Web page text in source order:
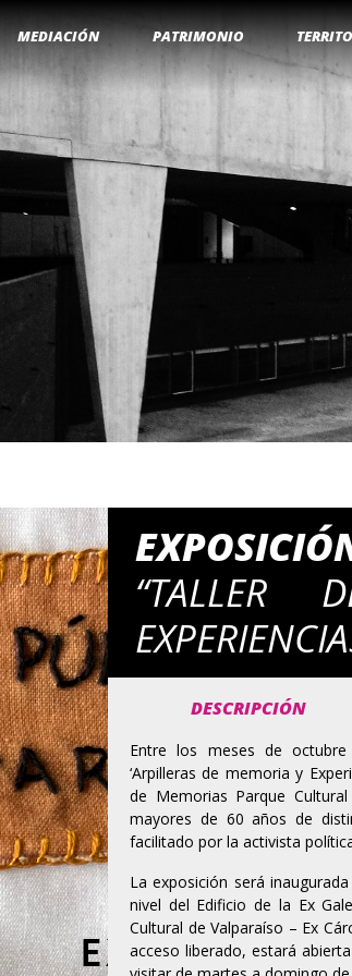
MEDIACIÓN PATRIMONIO
“TALLER
DESCRIPCIÓN
Entre los meses de
‘Arpilleras de memoria y
de Memorias Parque
mayores de 60 años de
facilitado por la activista
La exposición será
nivel del Edificio de la Ex
Cultural de Valparaíso – Ex
acceso liberado, estará